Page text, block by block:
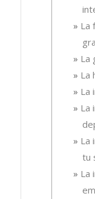
La
La
La
La
La
La
tu
La